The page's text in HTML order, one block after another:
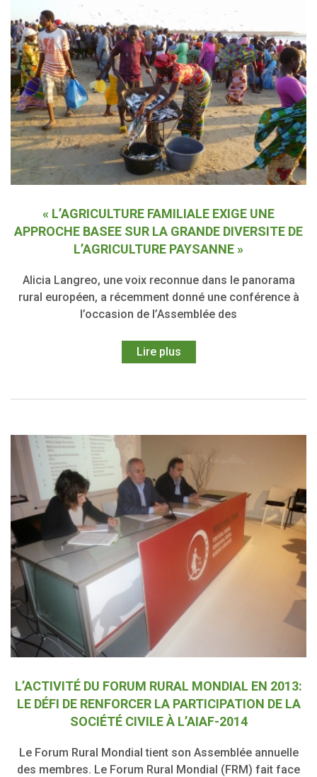
« L’AGRICULTURE FAMILIALE EXIGE UNE
APPROCHE BASEE SUR LA GRANDE DIVERSITE DE
L’AGRICULTURE PAYSANNE »
Alicia Langreo, une voix reconnue dans le panorama
rural européen, a récemment donné une conférence à
l’occasion de l’Assemblée des
Lire plus
L’ACTIVITÉ DU FORUM RURAL MONDIAL EN 2013:
LE DÉFI DE RENFORCER LA PARTICIPATION DE LA
SOCIÉTÉ CIVILE À L’AIAF-2014
Le Forum Rural Mondial tient son Assemblée annuelle
des membres. Le Forum Rural Mondial (FRM) fait face